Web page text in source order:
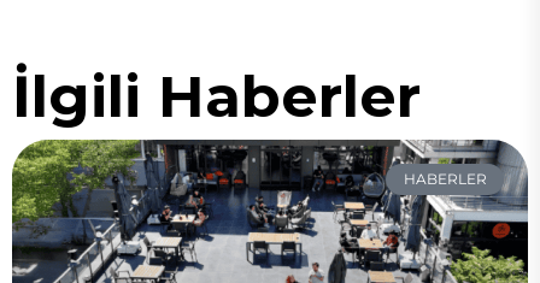
İlgili Haberler
HABERLER